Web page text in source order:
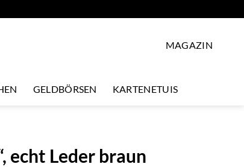
MAGAZIN
GELDBÖRSEN KARTENETUIS
echt Leder braun